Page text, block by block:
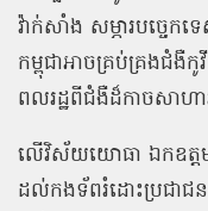
វ៉ាក់សាំង សម្ភារបច្ចេកទ
កម្ពុជាអាចគ្រប់គ្រងជំងឺ
ពលរដ្ឋពីជំងឺដ៏កាចសាហា
លើវិស័យយោធា ឯកឧត្តម
ដល់កងទ័ពរំដោះប្រជាជ